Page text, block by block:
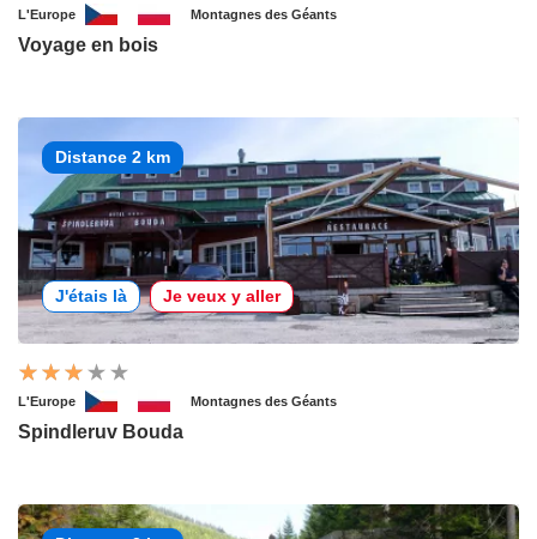
L'Europe Montagnes des Géants
Voyage en bois
Distance 2 km
J'étais là Je veux y aller
L'Europe Montagnes des Géants
Spindleruv Bouda